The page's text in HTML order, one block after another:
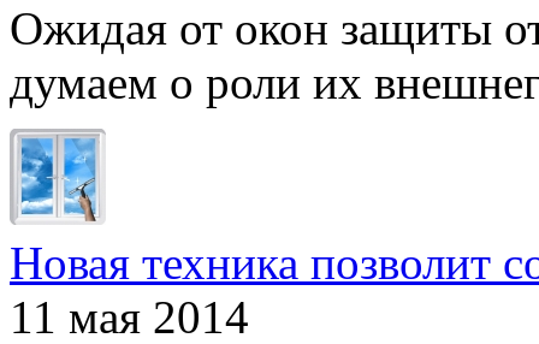
Ожидая от окон защиты
думаем о роли их
Новая техника позволит
11 мая 2014